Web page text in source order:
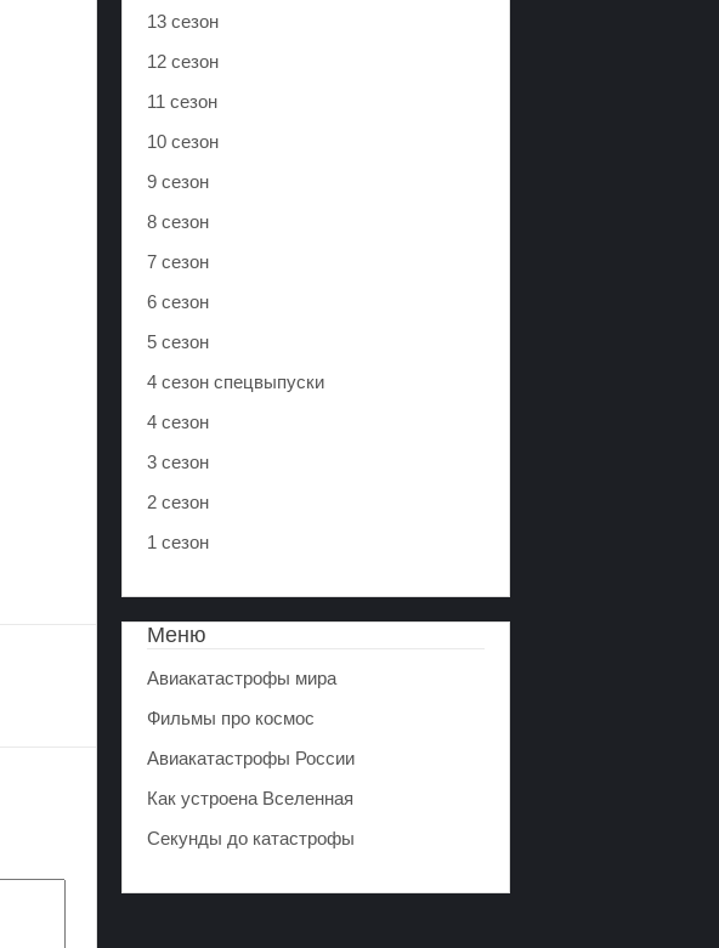
13 сезон
12 сезон
11 сезон
10 сезон
9 сезон
8 сезон
7 сезон
6 сезон
5 сезон
4 сезон спецвыпуски
4 сезон
3 сезон
2 сезон
1 сезон
Меню
Авиакатастрофы мира
Фильмы про космос
Авиакатастрофы России
Как устроена Вселенная
Секунды до катастрофы